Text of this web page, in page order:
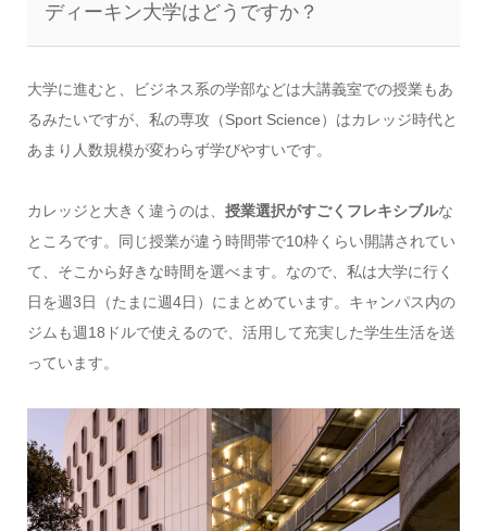
ディーキン大学はどうですか？
大学に進むと、ビジネス系の学部などは大講義室での授業もあ
るみたいですが、私の専攻（Sport Science）はカレッジ時代と
あまり人数規模が変わらず学びやすいです。
カレッジと大きく違うのは、 授業選択がすごくフレキシブルな
ところです。同じ授業が違う時間帯で10枠くらい開講されてい
て、そこから好きな時間を選べます。なので、私は大学に行く
日を週3日（たまに週4日）にまとめています。キャンパス内の
ジムも週18ドルで使えるので、活用して充実した学生生活を送
っています。